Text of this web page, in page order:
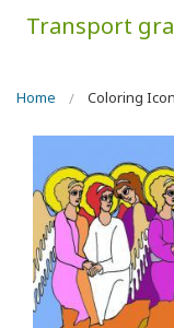
Transport
You
Home Coloring